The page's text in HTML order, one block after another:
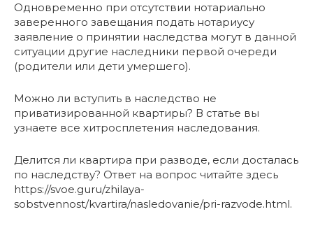
Одновременно при отсутствии нотариально
заверенного завещания подать нотариусу
заявление о принятии наследства могут в данной
ситуации другие наследники первой очереди
(родители или дети умершего).
Можно ли вступить в наследство не
приватизированной квартиры? В статье вы
узнаете все хитросплетения наследования.
Делится ли квартира при разводе, если досталась
по наследству? Ответ на вопрос читайте здесь
https://svoe.guru/zhilaya-
sobstvennost/kvartira/nasledovanie/pri-razvode.html.